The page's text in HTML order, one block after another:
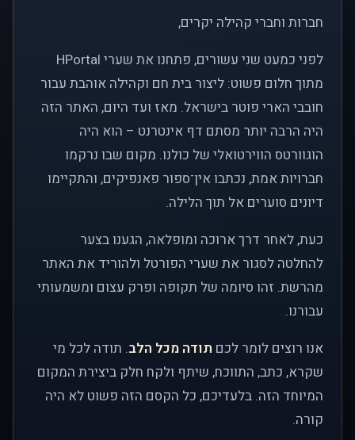
חברות וחברי קהילה יקרים,
לפני כמעט שני עשורים, פתחנו את שערי HPortal
מתוך חלום פשוט: ליצור בית חם וקהילה אוהבת עבור
חובבי הארי פוטר בישראל. מאז ועד היום, האתר הזה
היה הרבה יותר מסתם דף אינטרנט – הוא היה
הוגוורטס הווירטואלי של כולנו. מקום שבו נרקמו
חברויות אמת, נכתבו אין־ספור פאנפיקים, והתקיימו
דיונים סוערים אל תוך הלילה.
כעת, לאחר דרך ארוכה ומופלאה, הגענו בצער
להחלטה לסגור את שערי הפורטל ולהוריד את האתר
מהרשת. זהו סיומה של תקופה ופרק עצום ומשמעותי
עבורנו.
אנו רוצים לומר לכם תודה מכל הלב. תודה לכל מי
שקרא, כתב, התווכח, שיתף ולקח חלק ביצירת המקום
המיוחד הזה. בלעדיכם, כל הקסם הזה פשוט לא היה
קורה.